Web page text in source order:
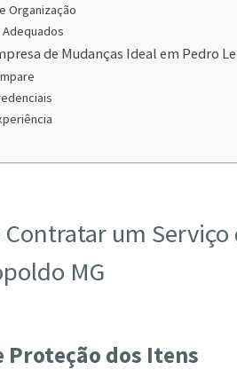
Organização
de Mudanças Ideal em Pedro
um
MG
Proteção dos Itens